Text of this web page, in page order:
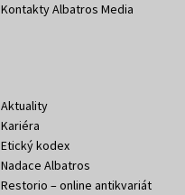
Kontakty Albatros Media
Aktuality
Kariéra
Etický kodex
Nadace Albatros
Restorio – online antikvariát